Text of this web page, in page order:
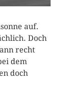
auf.
Doch
recht
dem
doch